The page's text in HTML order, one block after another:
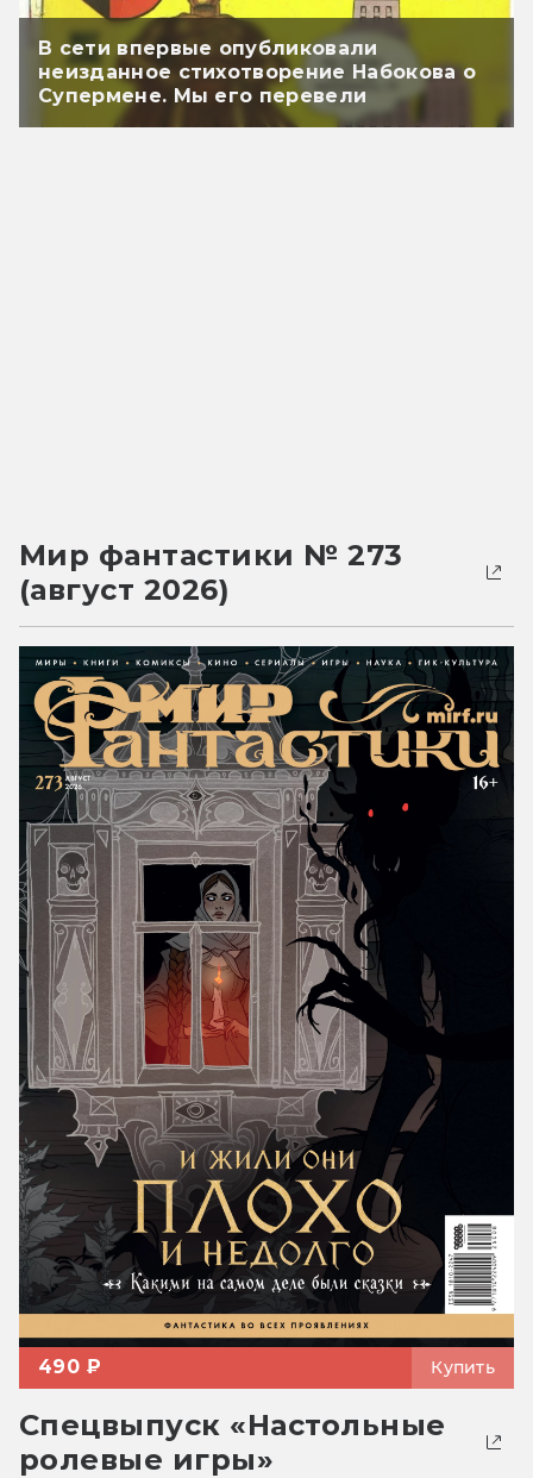
В сети впервые опубликовали
неизданное стихотворение Набокова о
Супермене. Мы его перевели
Мир фантастики № 273
(август 2026)
490 ₽ Купить
Спецвыпуск «Настольные
ролевые игры»